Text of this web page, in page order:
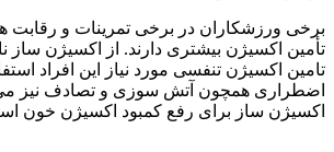
برخی ورزشکاران در برخی تمرینات و رقابت‌
تأمین اکسیژن بیشتری دارند. از اکسیژن ساز
تامین اکسیژن تنفسی مورد نیاز این افراد
اضطراری همچون آتش سوزی و تصادف نیز می
اکسیژن ساز برای رفع کمبود اکسیژن خون